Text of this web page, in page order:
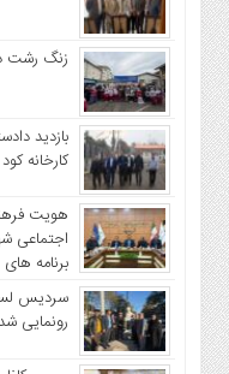
زنگ رشت
بازدید
کارخانه
هویت
اجتماعی
برنامه
سردیس
رونمایی